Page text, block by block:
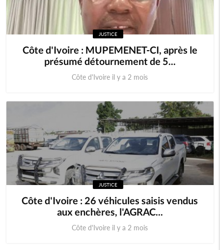
JUSTICE
Côte d'Ivoire : MUPEMENET-CI, après le
présumé détournement de 5...
Côte d'Ivoire il y a 2 mois
JUSTICE
Côte d'Ivoire : 26 véhicules saisis vendus
aux enchères, l'AGRAC...
Côte d'Ivoire il y a 2 mois